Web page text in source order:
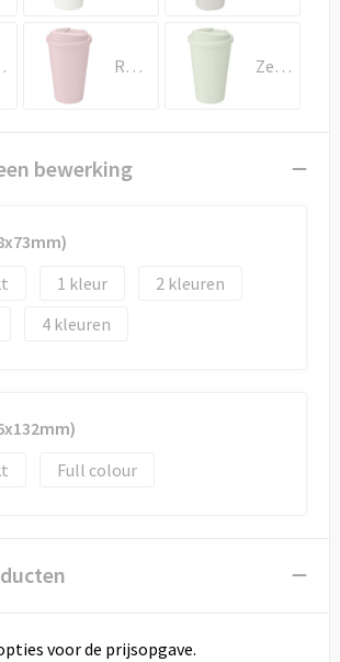
Roze Zeeglasgroen
bewerking
1
2
4
Full colour
voor de prijsopgave.